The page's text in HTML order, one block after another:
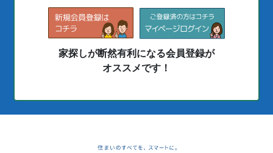
家探しが断然有利になる会員登録が
オススメです！